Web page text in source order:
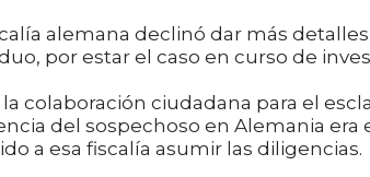
alemana declinó dar más
por estar el caso en curso de
colaboración ciudadana para el
del sospechoso en Alemania era
a esa fiscalía asumir las diligencias.